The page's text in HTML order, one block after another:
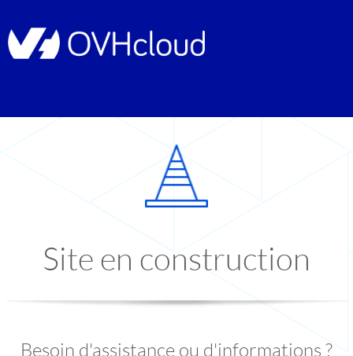
Site en construction
Besoin d'assistance ou d'informations ?